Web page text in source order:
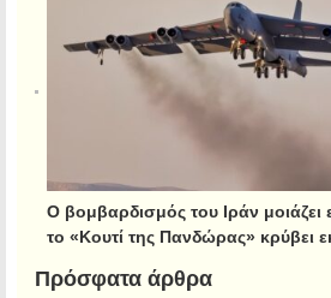
Ο βομβαρδισμός του Ιράν
το «Κουτί της Πανδώρας» κρύβει
Πρόσφατα άρθρα